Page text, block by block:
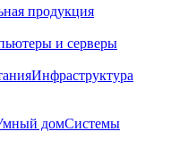
продукция
и серверы
Инфраструктура
Системы